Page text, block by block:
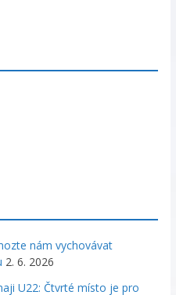
nám vychovávat
2. 6. 2026
U22: Čtvrté místo je pro